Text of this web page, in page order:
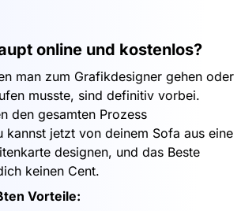
online und kostenlos?
man zum Grafikdesigner gehen oder
musste, sind definitiv vorbei.
den gesamten Prozess
kannst jetzt von deinem Sofa aus eine
designen, und das Beste
keinen Cent.
Vorteile: